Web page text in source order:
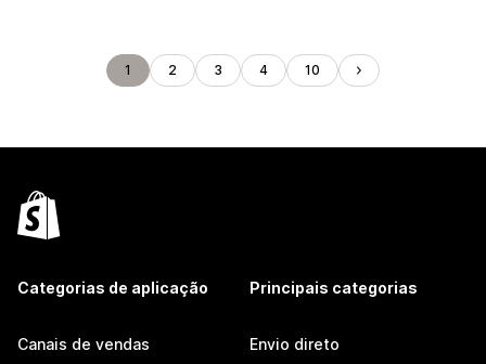
1 2 3 4 10
Categorias de aplicação
Canais de vendas
Principais categorias
Envio direto